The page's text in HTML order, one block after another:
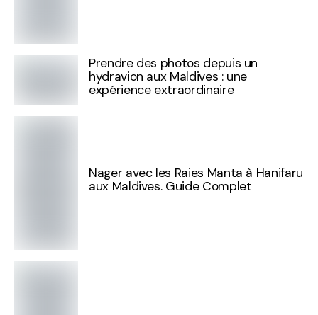
Prendre des photos depuis un
hydravion aux Maldives : une
expérience extraordinaire
Nager avec les Raies Manta à Hanifaru
aux Maldives. Guide Complet